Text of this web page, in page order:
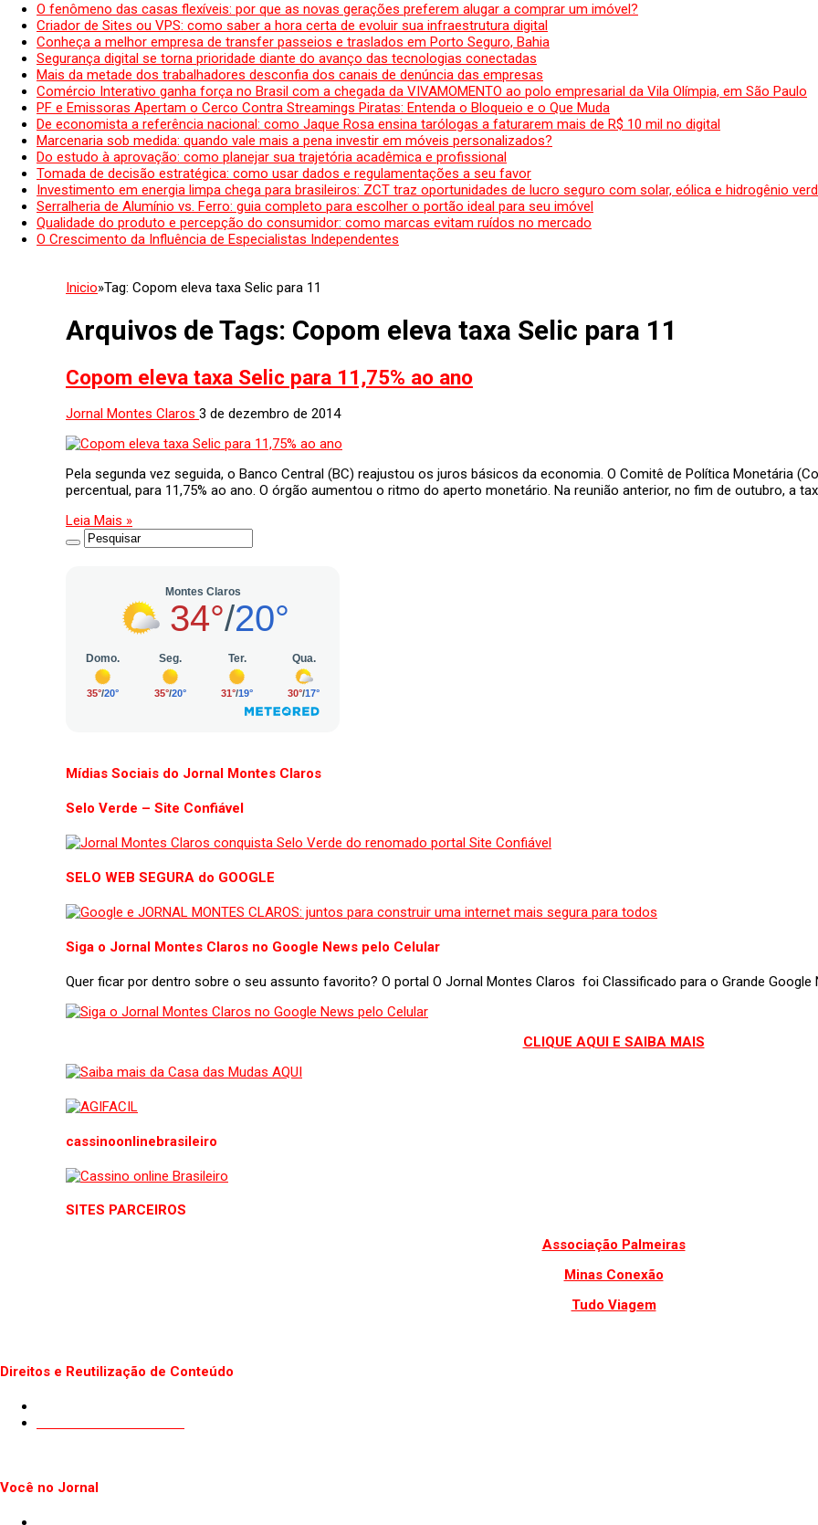
O fenômeno das casas flexíveis: por que as novas gerações preferem alugar a comprar um imóvel?
Criador de Sites ou VPS: como saber a hora certa de evoluir sua infraestrutura digital
Conheça a melhor empresa de transfer passeios e traslados em Porto Seguro, Bahia
Segurança digital se torna prioridade diante do avanço das tecnologias conectadas
Mais da metade dos trabalhadores desconfia dos canais de denúncia das empresas
Comércio Interativo ganha força no Brasil com a chegada da VIVAMOMENTO ao polo empresarial da Vila Olímpia, em São Paulo
PF e Emissoras Apertam o Cerco Contra Streamings Piratas: Entenda o Bloqueio e o Que Muda
De economista a referência nacional: como Jaque Rosa ensina tarólogas a faturarem mais de R$ 10 mil no digital
Marcenaria sob medida: quando vale mais a pena investir em móveis personalizados?
Do estudo à aprovação: como planejar sua trajetória acadêmica e profissional
Tomada de decisão estratégica: como usar dados e regulamentações a seu favor
Investimento em energia limpa chega para brasileiros: ZCT traz oportunidades de lucro seguro com solar, eólica e hidrogênio
Serralheria de Alumínio vs. Ferro: guia completo para escolher o portão ideal para seu imóvel
Qualidade do produto e percepção do consumidor: como marcas evitam ruídos no mercado
O Crescimento da Influência de Especialistas Independentes
Inicio»Tag: Copom eleva taxa Selic para 11
Arquivos de Tags: Copom eleva taxa Selic para 11
Copom eleva taxa Selic para 11,75% ao ano
Jornal Montes Claros 3 de dezembro de 2014
Pela segunda vez seguida, o Banco Central (BC) reajustou os juros básicos da economia. O Comitê de Política Monetária
percentual, para 11,75% ao ano. O órgão aumentou o ritmo do aperto monetário. Na reunião anterior, no fim de outubro, a
Leia Mais »
Mídias Sociais do Jornal Montes Claros
Selo Verde – Site Confiável
SELO WEB SEGURA do GOOGLE
Siga o Jornal Montes Claros no Google News pelo Celular
Quer ficar por dentro sobre o seu assunto favorito? O portal O Jornal Montes Claros foi Classificado para o Grande Google
CLIQUE AQUI E SAIBA MAIS
cassinoonlinebrasileiro
SITES PARCEIROS
Associação Palmeiras
Minas Conexão
Tudo Viagem
Direitos e Reutilização de Conteúdo
Você no Jornal